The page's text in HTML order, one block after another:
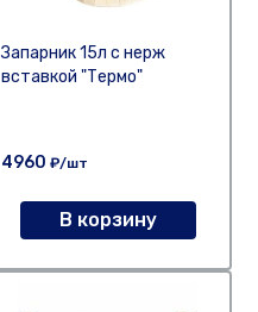
Запарник 15л с нерж
вставкой "Термо"
4960 ₽/шт
В корзину